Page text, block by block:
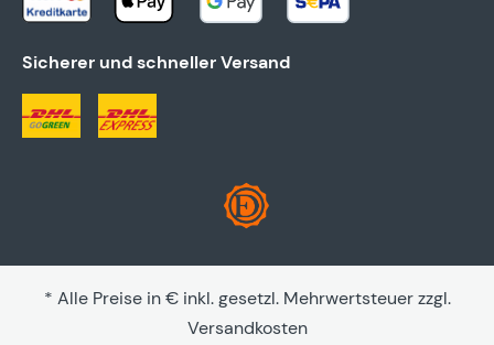
Sicherer und schneller Versand
* Alle Preise in € inkl. gesetzl. Mehrwertsteuer zzgl.
Versandkosten